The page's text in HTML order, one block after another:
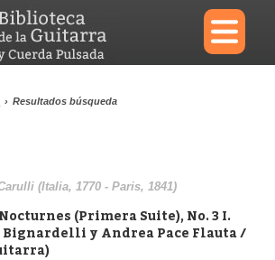
×
Diccionario
› Resultados búsqueda
(Italia, 1770 - Paris, 1841)
(Primera Suite), No. 3 I.
Bignardelli y Andrea Pace Flauta /